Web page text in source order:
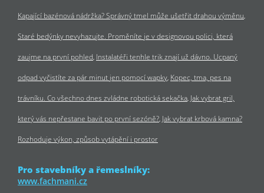
Kapající bazénová nádržka? Správný tmel může ušetřit drahou výměnu
Staré bedýnky nevyhazujte. Proměníte je v designovou polici, která
zaujme na první pohled Instalatéři tenhle trik znají už dávno. Ucpaný
odpad vyčistíte za pár minut jen pomocí wapky Kopec, tma, pes na
trávníku. Co všechno dnes zvládne robotická sekačka Jak vybrat gril,
který vás nepřestane bavit po první sezóně? Jak vybrat krbová kamna?
Rozhoduje výkon, způsob vytápění i prostor
Pro stavebníky a řemeslníky:
www.fachmani.cz